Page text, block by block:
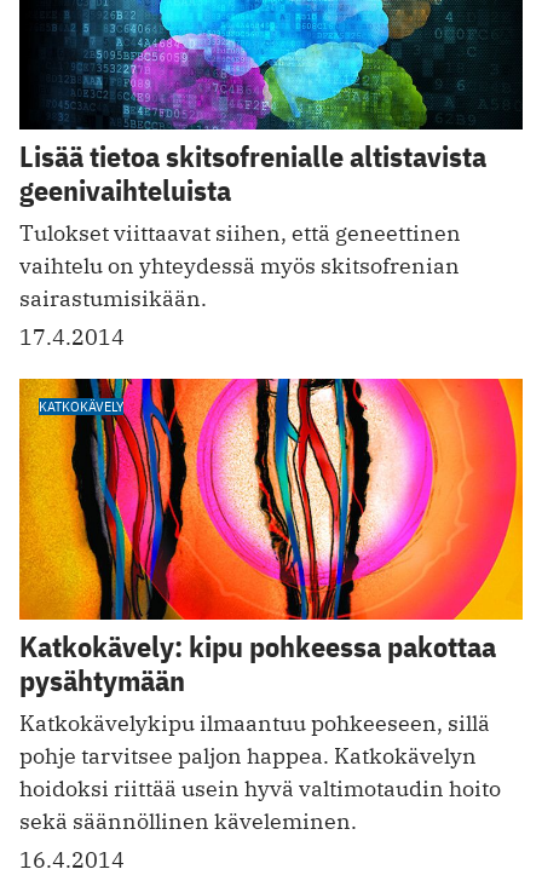
Lisää tietoa skitsofrenialle altistavista
geenivaihteluista
Tulokset viittaavat siihen, että geneettinen
vaihtelu on yhteydessä myös skitsofrenian
sairastumisikään.
17.4.2014
KATKOKÄVELY
Katkokävely: kipu pohkeessa pakottaa
pysähtymään
Katkokävelykipu ilmaantuu pohkeeseen, sillä
pohje tarvitsee paljon happea. Katkokävelyn
hoidoksi riittää usein hyvä valtimotaudin hoito
sekä säännöllinen käveleminen.
16.4.2014